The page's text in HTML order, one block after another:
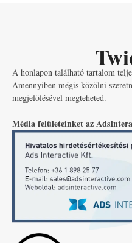
A honlapon található tartalom
Amennyiben mégis közölni
megjelölésével megteheted.
Média felületeinket az